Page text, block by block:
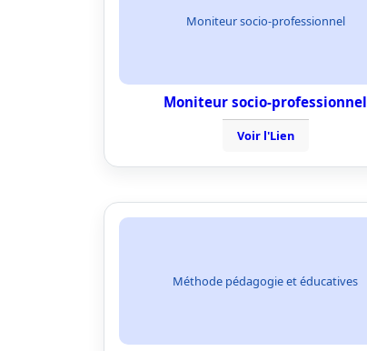
Moniteur socio-professionnel
Moniteur socio-professionnel
Voir l'Lien
Méthode pédagogie et éducatives